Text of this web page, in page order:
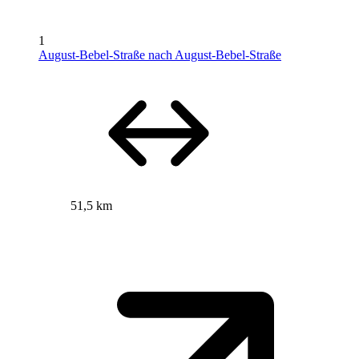
1
August-Bebel-Straße nach August-Bebel-Straße
51,5 km